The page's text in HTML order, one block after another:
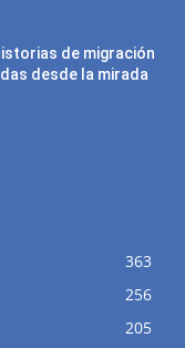
de migración
desde la mirada
363
256
205